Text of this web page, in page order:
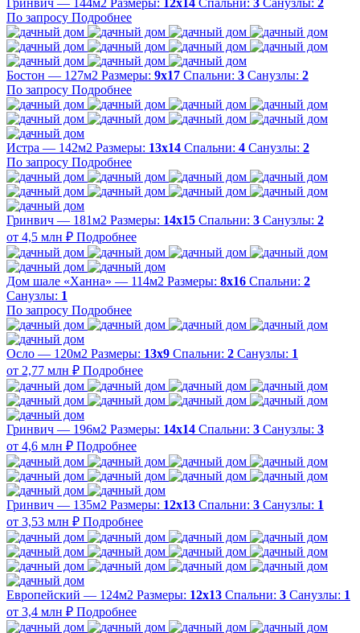
По запросу Подробнее
Бостон — 127м2 Размеры: 9х17 Спальни: 3 Санузлы: 2
По запросу Подробнее
Истра — 142м2 Размеры: 13х14 Спальни: 4 Санузлы: 2
По запросу Подробнее
Гринвич — 181м2 Размеры: 14х15 Спальни: 3 Санузлы: 2
от 4,5 млн ₽ Подробнее
Дом шале «Ханна» — 114м2 Размеры: 8х16 Спальни: 2
Санузлы: 1
По запросу Подробнее
Осло — 120м2 Размеры: 13х9 Спальни: 2 Санузлы: 1
от 2,77 млн ₽ Подробнее
Гринвич — 196м2 Размеры: 14х14 Спальни: 3 Санузлы: 3
от 4,6 млн ₽ Подробнее
Гринвич — 135м2 Размеры: 12х13 Спальни: 3 Санузлы: 1
от 3,53 млн ₽ Подробнее
Европейский — 124м2 Размеры: 12х13 Спальни: 3 Санузлы: 1
от 3,4 млн ₽ Подробнее